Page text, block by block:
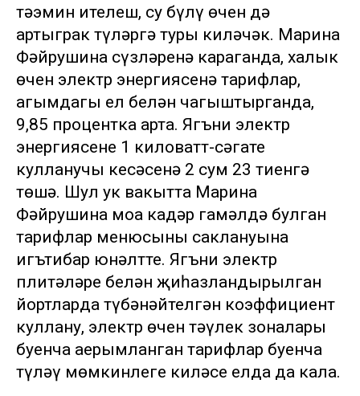
тәэмин ителеш, су бүлү өчен дә
артыграк түләргә туры киләчәк. Марина
Фәйрушина сүзләренә караганда, халык
өчен электр энергиясенә тарифлар,
агымдагы ел белән чагыштырганда,
9,85 процентка арта. Ягъни электр
энергиясенең 1 киловатт-сәгате
кулланучы кесәсенә 2 сум 23 тиенгә
төшә. Шул ук вакытта Марина
Фәйрушина моңа кадәр гамәлдә булган
тарифлар менюсының саклануына
игътибар юнәлтте. Ягъни электр
плитәләре белән җиһазландырылган
йортларда түбәнәйтелгән коэффициент
куллану, электр өчен тәүлек зоналары
буенча аерымланган тарифлар буенча
түләү мөмкинлеге киләсе елда да кала.